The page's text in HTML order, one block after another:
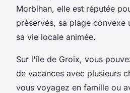
Morbihan, elle est réputée
préservés, sa plage convexe
sa vie locale animée.
Sur l'île de Groix, vous
de vacances avec plusieurs
vous voyagez en famille ou